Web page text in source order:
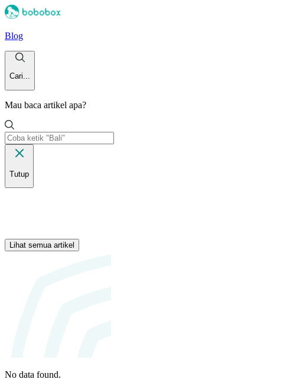
Blog
Cari...
Mau baca artikel apa?
Tutup
Lihat semua artikel
No data found.